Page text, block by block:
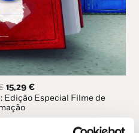
O
preço
original
era:
15,29 €O
preço
é:
Edição Especial Filme de